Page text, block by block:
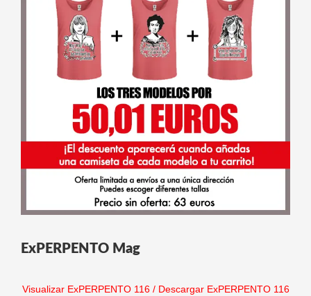
ExPERPENTO Mag
Visualizar ExPERPENTO 116/ Descargar ExPERPENTO 116